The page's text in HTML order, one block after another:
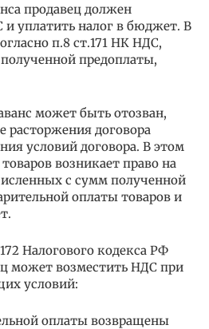
продавец должен
и уплатить налог в бюджет. В
п.8 ст.171 НК НДС,
предоплаты,
может быть отозван,
расторжения договора
условий договора. В этом
возникает право на
с сумм полученной
оплаты товаров и
Налогового кодекса РФ
может возместить НДС при
условий:
оплаты возвращены